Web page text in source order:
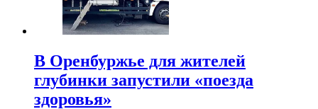
В Оренбуржье для жителей
глубинки запустили «поезда
здоровья»